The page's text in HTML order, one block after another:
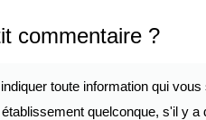
commentaire ?
toute information qui
quelconque, s'il y a